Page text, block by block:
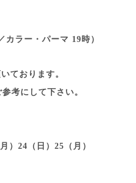
カラー・パーマ 19時）
ております。
考にして下さい。
）24（日）25（月）